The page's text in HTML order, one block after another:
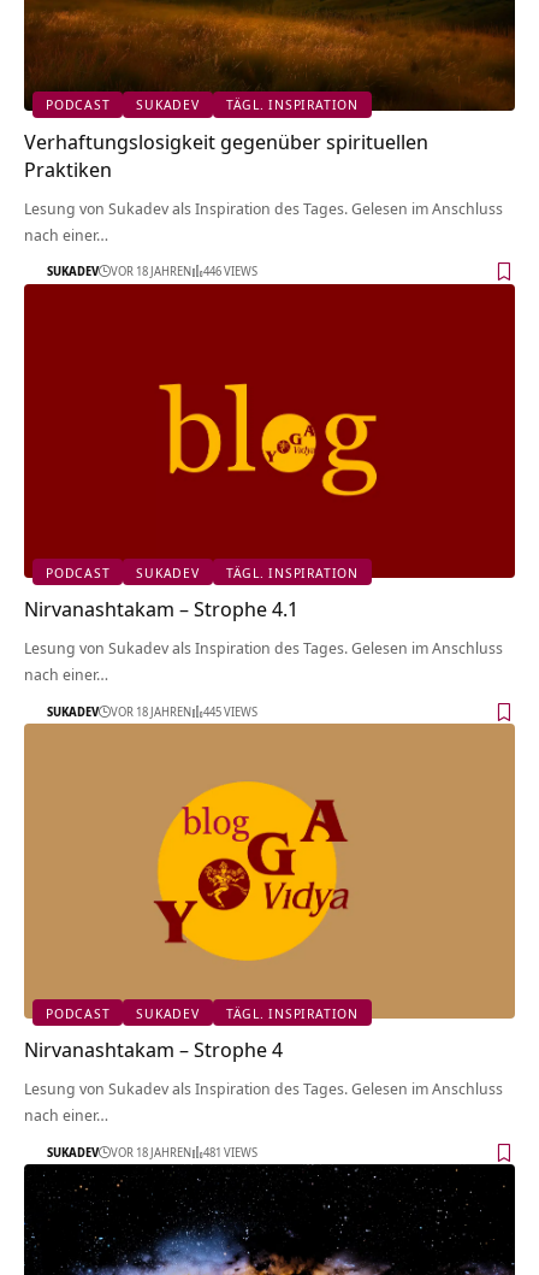
PODCAST SUKADEV TÄGL. INSPIRATION
Verhaftungslosigkeit gegenüber spirituellen
Praktiken
Lesung von Sukadev als Inspiration des Tages. Gelesen im Anschluss
nach einer…
SUKADEV VOR 18 JAHREN 446 VIEWS
PODCAST SUKADEV TÄGL. INSPIRATION
Nirvanashtakam – Strophe 4.1
Lesung von Sukadev als Inspiration des Tages. Gelesen im Anschluss
nach einer…
SUKADEV VOR 18 JAHREN 445 VIEWS
PODCAST SUKADEV TÄGL. INSPIRATION
Nirvanashtakam – Strophe 4
Lesung von Sukadev als Inspiration des Tages. Gelesen im Anschluss
nach einer…
SUKADEV VOR 18 JAHREN 481 VIEWS